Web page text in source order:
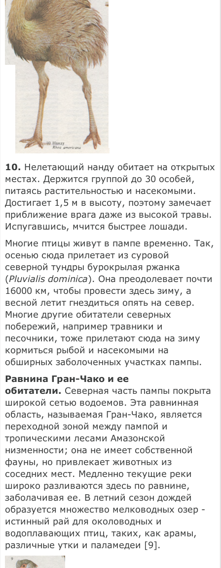
10. Нелетающий нанду обитает на открытых
местах. Держится группой до 30 особей,
питаясь растительностью и насекомыми.
Достигает 1,5 м в высоту, поэтому замечает
приближение врага даже из высокой травы.
Испугавшись, мчится быстрее лошади.
Многие птицы живут в пампе временно. Так,
осенью сюда прилетает из суровой
северной тундры бурокрылая ржанка
(Pluvialis dominica). Она преодолевает почти
16000 км, чтобы провести здесь зиму, а
весной летит гнездиться опять на север.
Многие другие обитатели северных
побережий, например травники и
песочники, тоже прилетают сюда на зиму
кормиться рыбой и насекомыми на
обширных заболоченных участках пампы.
Равнина Гран-Чако и ее
обитатели. Северная часть пампы покрыта
широкой сетью водоемов. Эта равнинная
область, называемая Гран-Чако, является
переходной зоной между пампой и
тропическими лесами Амазонской
низменности; она не имеет собственной
фауны, но привлекает животных из
соседних мест. Медленно текущие реки
широко разливаются здесь по равнине,
заболачивая ее. В летний сезон дождей
образуется множество мелководных озер -
истинный рай для околоводных и
водоплавающих птиц, таких, как арамы,
различные утки и паламедеи [9].